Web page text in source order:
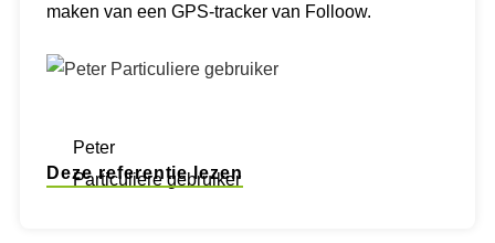
maken van een GPS-tracker van Folloow.
Peter
Particuliere gebruiker
Deze referentie lezen